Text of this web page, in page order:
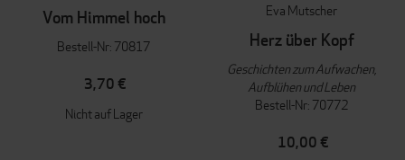
Vom Himmel hoch
Bestell-Nr: 70817
3,70 €
Nicht auf Lager
Eva Mutscher
Herz über Kopf
Geschichten zum Aufwachen,
Aufblühen und Leben
Bestell-Nr: 70772
10,00 €